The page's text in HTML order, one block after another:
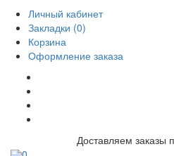
Личный кабинет
Закладки (0)
Корзина
Оформление заказа
Доставляем заказы